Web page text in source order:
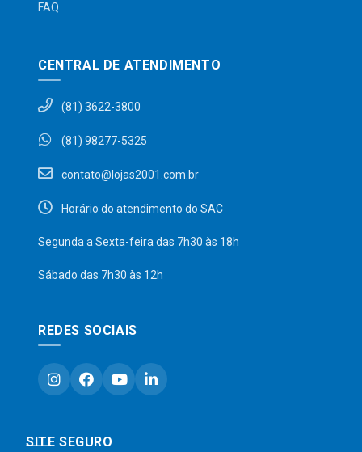
FAQ
CENTRAL DE ATENDIMENTO
(81) 3622-3800
(81) 98277-5325
contato@lojas2001.com.br
Horário do atendimento do SAC
Segunda a Sexta-feira das 7h30 às 18h
Sábado das 7h30 às 12h
REDES SOCIAIS
SITE SEGURO